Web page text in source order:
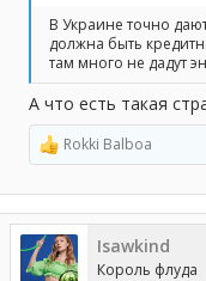
В Украине точно
должна быть
там много не дадут
А что есть такая
Р
е
а
к
ц
и
и
Rokki Balboa
Isawkind
Король флуда